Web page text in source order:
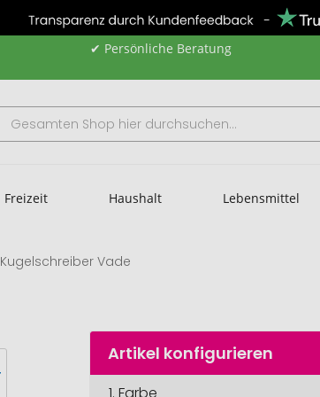
✔ Persönliche Beratung
Freizeit Haushalt Lebensmittel
Kugelschreiber Vade
Artikel konfigurieren